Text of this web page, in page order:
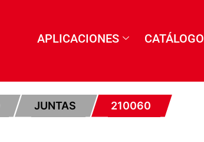
APLICACIONES CATÁLOGO
JUNTAS 210060